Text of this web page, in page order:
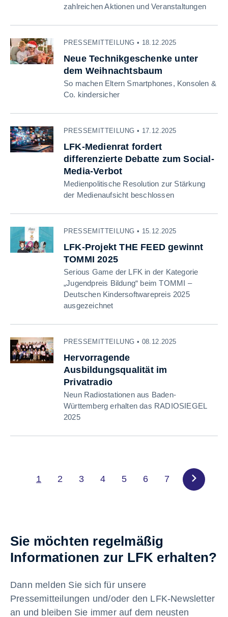
zahlreichen Aktionen und Veranstaltungen
PRESSEMITTEILUNG • 18.12.2025
Neue Technikgeschenke unter
dem Weihnachtsbaum
So machen Eltern Smartphones, Konsolen &
Co. kindersicher
PRESSEMITTEILUNG • 17.12.2025
LFK-Medienrat fordert
differenzierte Debatte zum Social-
Media-Verbot
Medienpolitische Resolution zur Stärkung
der Medienaufsicht beschlossen
PRESSEMITTEILUNG • 15.12.2025
LFK-Projekt THE FEED gewinnt
TOMMI 2025
Serious Game der LFK in der Kategorie
„Jugendpreis Bildung“ beim TOMMI –
Deutschen Kindersoftwarepreis 2025
ausgezeichnet
PRESSEMITTEILUNG • 08.12.2025
Hervorragende
Ausbildungsqualität im
Privatradio
Neun Radiostationen aus Baden-
Württemberg erhalten das RADIOSIEGEL
2025
1 2 3 4 5 6 7
Sie möchten regelmäßig
Informationen zur LFK erhalten?
Dann melden Sie sich für unsere
Pressemitteilungen und/oder den LFK-Newsletter
an und bleiben Sie immer auf dem neusten